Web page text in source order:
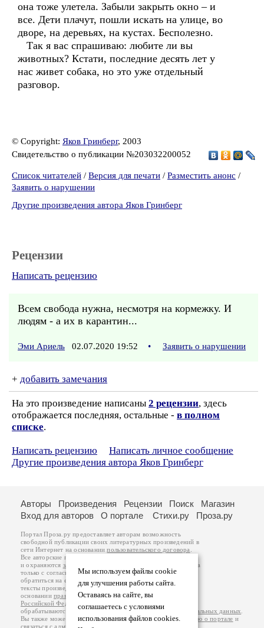
она тоже улетела. Забыли закрыть окно – и
все. Дети плачут, пошли искать на улице, во
дворе, на деревьях, на кустах. Бесполезно.
Так я вас спрашиваю: любите ли вы
животных? Кстати, последние десять лет у
нас живет собака, но это уже отдельный
разговор.
© Copyright: Яков Гринберг, 2003
Свидетельство о публикации №203032200052
Список читателей / Версия для печати / Разместить анонс /
Заявить о нарушении
Другие произведения автора Яков Гринберг
Рецензии
Написать рецензию
Всем свобода нужна, несмотря на кормежку. И
людям - а их в карантин...
Эми Ариель 02.07.2020 19:52 • Заявить о нарушении
+ добавить замечания
На это произведение написаны 2 рецензии, здесь
отображается последняя, остальные - в полном
списке.
Написать рецензию
Написать личное сообщение
Другие произведения автора Яков Гринберг
Мы используем файлы cookie
для улучшения работы сайта.
Оставаясь на сайте, вы
соглашаетесь с условиями
использования файлов cookies.
Авторы Произведения Рецензии Поиск
Магазин
Вход для авторов
О портале Стихи.ру Проза.ру
Портал Проза.ру предоставляет авторам возможность
свободной публикации своих литературных произведений в
сети Интернет на основаниипользовательского договора
Все авторские права на произведения принадлежат авторам
и охраняются законом
. Перепечатка произведений возможна
только с согласия его автора, к которому вы можете
обратиться на его авторской странице. Ответственность за
тексты произведений авторы несут самостоятельно на
основанииправил публикацииизаконодательства
Российской Федерации
обрабатываются на основанииПолитики обработки персональных данных
Вы также можете посмотреть более подробнуюинформацию о портале и
связаться с администрацией